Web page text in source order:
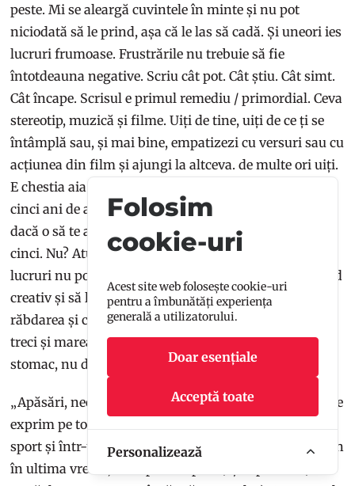
peste. Mi se aleargă cuvintele în minte și nu pot
niciodată să le prind, așa că le las să cadă. Și uneori ies
lucruri frumoase. Frustrările nu trebuie să fie
întotdeauna negative. Scriu cât pot. Cât știu. Cât simt.
Cât încape. Scrisul e primul remediu / primordial. Ceva
stereotip, muzică și filme. Uiți de tine, uiți de ce ți se
întâmplă sau, și mai bine, empatizezi cu versuri sau cu
acțiunea din film și ajungi la altceva. de multe ori uiți.
E chestia aia virală pe net cum că dacă nu contează în
cinci ani de acum, de ce să te consumi? Întreabă-te
dacă o să te afecteze cu ceva peste un an, doi, trei,
cinci. Nu? Atunci încearcă să te liniștești. Peste unele
lucruri nu poți trece, dar poți să le absorbi într-un mod
creativ și să le ții bine la piept. Poți să aștepți. Cu
răbdarea și credința că nu o să mai doară așa tare,
treci și marea. Dacă te trezești dimineața cu un gol în
stomac, nu dispera.” – Mihaela, 17 ani
„Apăsări, necazuri sunt mai multe. Nu cred că pot să le
exprim pe toate, dar știu că eu îmi găsesc alinarea în
sport și într-un motan. Practic arte marțiale (mai puțin
în ultima vreme, din lipsa timpului) și alpinism (o
Folosim
cookie-uri
Acest site web folosește cookie-uri
pentru a îmbunătăți experiența
generală a utilizatorului.
Doar esențiale
Acceptă toate
Personalizează